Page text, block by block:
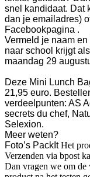
snel kandidaat. Dat
dan je emailadres)
Facebookpagina .
Vermeld je naam
naar school krijgt
maandag 29
Deze Mini Lunch
21,95 euro.
verdeelpunten: AS
secrets du chef,
Selexion.
Meer weten?
Foto’s PackIt Het
Verzenden via bpost
Dan vragen we om de